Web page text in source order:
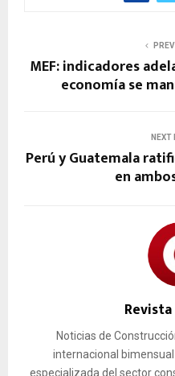
MEF: indicadores
economía se
NEXT
Perú y Guatemala
en
Noticias de
internacional
especializada del sector